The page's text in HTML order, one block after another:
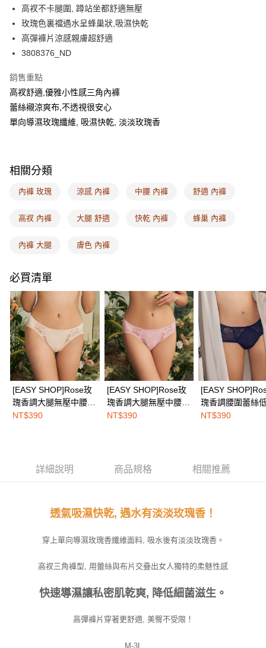
Apple Pay
悠遊付
Google Pay
全支付
全盈+PAY
便利好安心！
１．簡單：不需註冊會員、不需綁卡、不需儲值。
２．便利：只要手機號碼，簡訊認證，即可結帳。
３．安心：先確認商品／服務後，再付款。
【「AFTEE先享後付」結帳流程】
結帳頁面，進行簡訊認證並確認金額後，即可完成結帳。
２．訂單成立數日內，您將收到繳費通知簡訊。
ATM／網路銀行／等多元方式進行付款，方視為交易完成。
※ 請注意：結帳手續完成當下不需立刻繳費，但若您需要取消訂單，請聯絡
購買商品的店家。未經商家同意取消之訂單仍視為有效，需透過AFTEE先享
後付繳納相關費用。
※ 交易是否成功請以「AFTEE先享後付 」之結帳頁面顯示為準，若有關於
是否繳費成功／繳費後需取消欲退款等相關疑問，請聯繫「AFTEE先享後付
客戶支援中心」
https://netprotections.freshdesk.com/support/home
【注意事項】
１．透過由恩沛科技股份有限公司提供之「AFTEE先享後付」服務完成之交
易，需依本服務之必要範圍內提供個人資料，並將交易相關給付款項請求債
權轉讓予恩沛科技股份有限公司。
２．關於個人資料處理事宜，請瀏覽以下網址：
https://aftee.tw/terms/#terms3
時審查核予不同之上限額度；若仍有額度不足之情形，本公司將視審查結果
請求用戶進行身份認證。
每筆NT$100，滿NT$1,500(含以上)免運費
付款後全家取貨
7-11取付
每筆NT$100，滿NT$1,500(含以上)免運費
付款後7-11取貨
每筆NT$100，滿NT$1,500(含以上)免運費
宅配
每筆NT$100，滿NT$1,500(含以上)免運費
EASY SHOP門市速取
免運費
高衩不卡腿圍, 蹲站坐都舒適無壓
玫瑰色裏襠遇水呈蜂巢狀,吸濕快乾
高彈褲片涼感親膚超舒適
3808376_ND
銷售重點
高衩舒適,優雅小性感三角內褲
蕾絲襯涼爽布,不透視很安心
單向導濕玫瑰纖維, 吸濕快乾, 淡淡玫瑰香
相關分類
內褲 玫瑰 涼感 內褲 中腰 內褲 舒適 內褲
高衩 內褲 大腿 舒適 快乾 內褲 蜂巢 內褲
內褲 大腿 膚色 內褲
必買清單
[EASY SHOP]Rose玫
瑰香調大腿無壓中腰三
角內褲-玫瑰香檳白
NT$390
[EASY SHOP]Rose玫
瑰香調大腿無壓中腰三
角內褲-初戀玫瑰粉
NT$390
[EASY
瑰香調腰圍蕾絲
口內褲-深情玫瑰
NT$390
詳細說明 商品規格 相關推薦
透氣吸濕快乾, 遇水有淡淡玫瑰香！
穿上單向導濕玫瑰香纖維面料, 吸水後有淡淡玫瑰香。
高衩三角褲型, 用蕾絲與布片交疊出女人獨特的柔魅性感
快速導濕讓私密肌乾爽, 降低細菌滋生。
高彈褲片穿著更舒適, 美臀不受限！
M-3L